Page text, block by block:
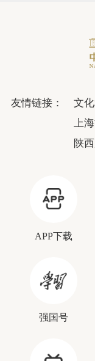
友情链接： 文
上
陕
APP下载
强国号